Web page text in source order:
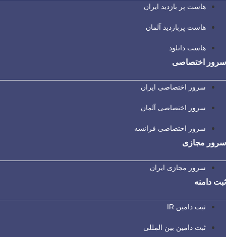
هاست پر بازدید ایران
هاست پربازدید آلمان
هاست دانلود
سرور اختصاصی
سرور اختصاصی ایران
سرور اختصاصی آلمان
سرور اختصاصی فرانسه
سرور مجازی
سرور مجازی ایران
ثبت دامنه
ثبت دامین IR
ثبت دامین بین المللی